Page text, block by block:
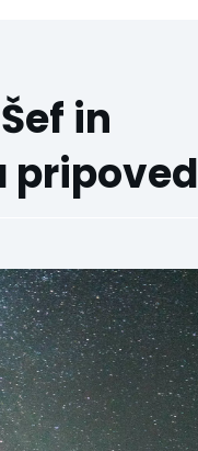
in
pripoved